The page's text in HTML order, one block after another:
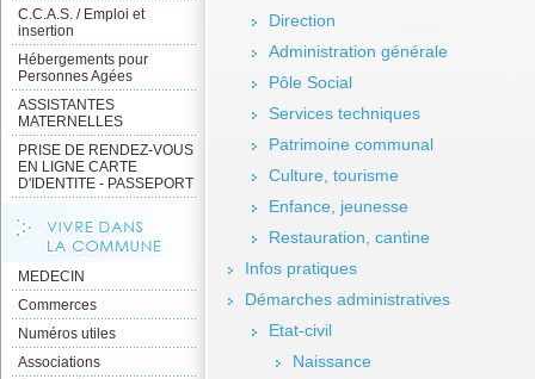
C.C.A.S. / Emploi et
insertion
Hébergements pour
Personnes Agées
ASSISTANTES
MATERNELLES
PRISE DE RENDEZ-VOUS
EN LIGNE CARTE
D'IDENTITE - PASSEPORT
MEDECIN
Commerces
Numéros utiles
Associations
Direction
Administration générale
Pôle Social
Services techniques
Patrimoine communal
Culture, tourisme
Enfance, jeunesse
Restauration, cantine
Infos pratiques
Démarches administratives
Etat-civil
Naissance